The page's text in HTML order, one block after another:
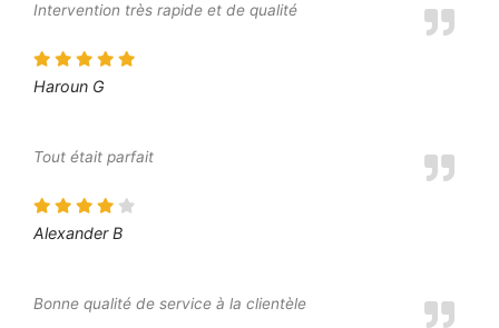
Intervention très rapide et de qualité
Haroun G
Tout était parfait
Alexander B
Bonne qualité de service à la clientèle